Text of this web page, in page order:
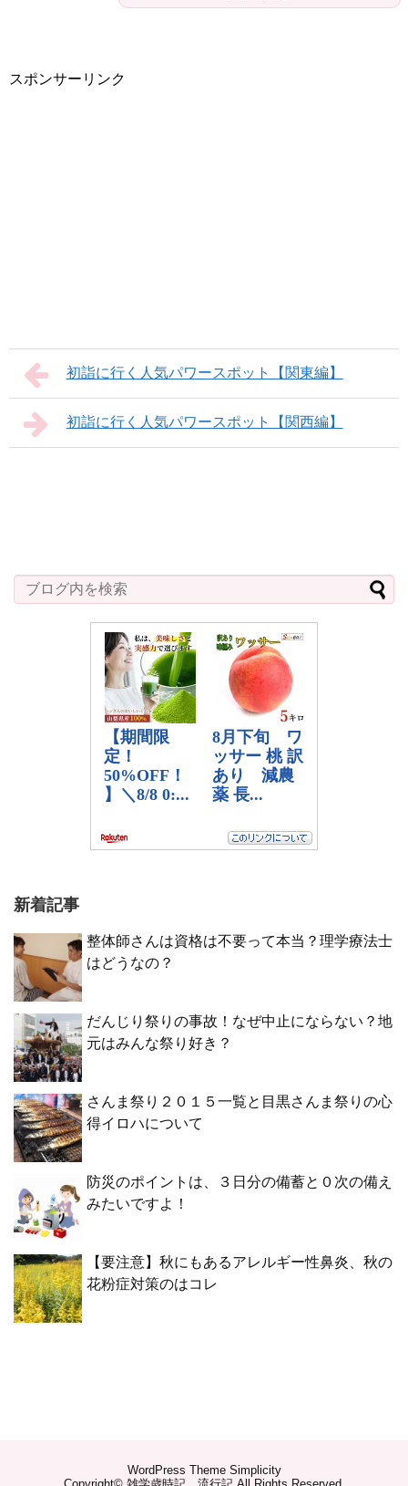
スポンサーリンク
初詣に行く人気パワースポット【関東編】
初詣に行く人気パワースポット【関西編】
新着記事
整体師さんは資格は不要って本当？理学療法士
はどうなの？
だんじり祭りの事故！なぜ中止にならない？地
元はみんな祭り好き？
さんま祭り２０１５一覧と目黒さんま祭りの心
得イロハについて
防災のポイントは、３日分の備蓄と０次の備え
みたいですよ！
【要注意】秋にもあるアレルギー性鼻炎、秋の
花粉症対策のはコレ
WordPress Theme Simplicity